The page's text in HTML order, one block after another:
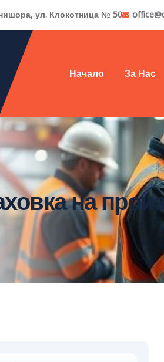
ул. Клокотница № 50
Начало За Нас
на